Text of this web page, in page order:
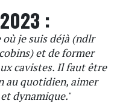
:
où je suis déjà (ndlr
et de former
cavistes. Il faut être
au quotidien, aimer
dynamique."